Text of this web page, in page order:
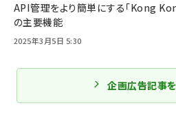
API管理をより簡単にする「Kong
の主要機能
2025年3月5日 5:30
企画広告記事